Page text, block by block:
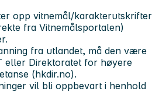
opp vitnemål/karakterutskrifter
fra Vitnemålsportalen)
fra utlandet, må den være
eller Direktoratet for høyere
(hkdir.no).
vil bli oppbevart i henhold